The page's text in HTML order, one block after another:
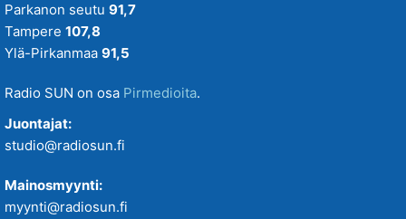
Parkanon seutu 91,7
Tampere 107,8
Ylä-Pirkanmaa 91,5
Radio SUN on osa Pirmedioita.
Juontajat:
studio@radiosun.fi
Mainosmyynti:
myynti@radiosun.fi